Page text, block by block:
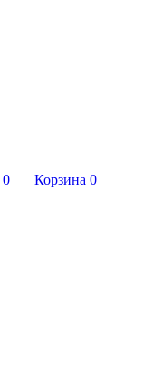
0 Корзина 0